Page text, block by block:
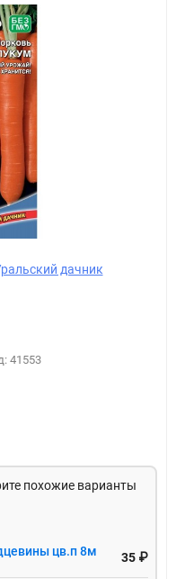
дачник
41553
похожие варианты
цв.п 8м
35 ₽